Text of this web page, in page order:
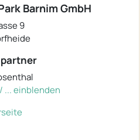
Barnim GmbH
9
... einblenden